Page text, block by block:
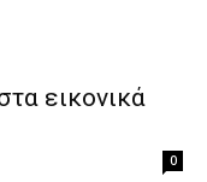
εικονικά
0